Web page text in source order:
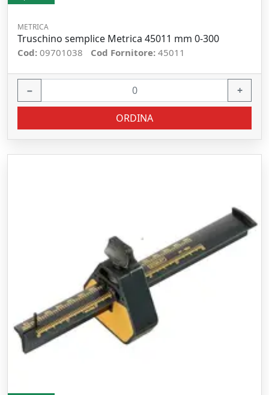
METRICA
Truschino semplice Metrica 45011 mm 0-300
Cod: 09701038 Cod Fornitore: 45011
− +
ORDINA